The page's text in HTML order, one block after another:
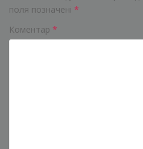
поля позначені *
Коментар *